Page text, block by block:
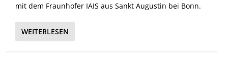
mit dem Fraunhofer IAIS aus Sankt Augustin bei Bonn.
WEITERLESEN